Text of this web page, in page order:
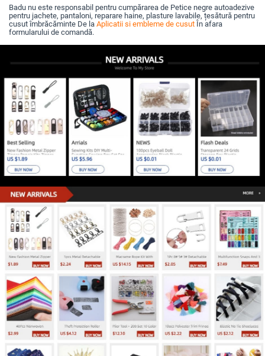
Badu nu este responsabil pentru cumpărarea de Petice negre autoadezive
pentru jachete, pantaloni, reparare haine, plasture lavabile, țesătură pentru
cusut îmbrăcăminte De la Aplicatii si embleme de cusut În afara
formularului de comandă.